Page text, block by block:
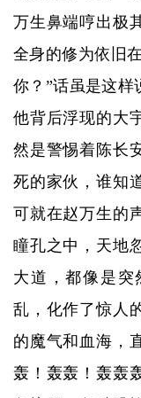
万生鼻端哼出极
全身的修为依旧在
你？”话虽是这样
他背后浮现的大
然是警惕着陈长
死的家伙，谁知
可就在赵万生的
瞳孔之中，天地
大道，都像是突
乱，化作了惊人
的魔气和血海，
轰！轰轰！轰轰